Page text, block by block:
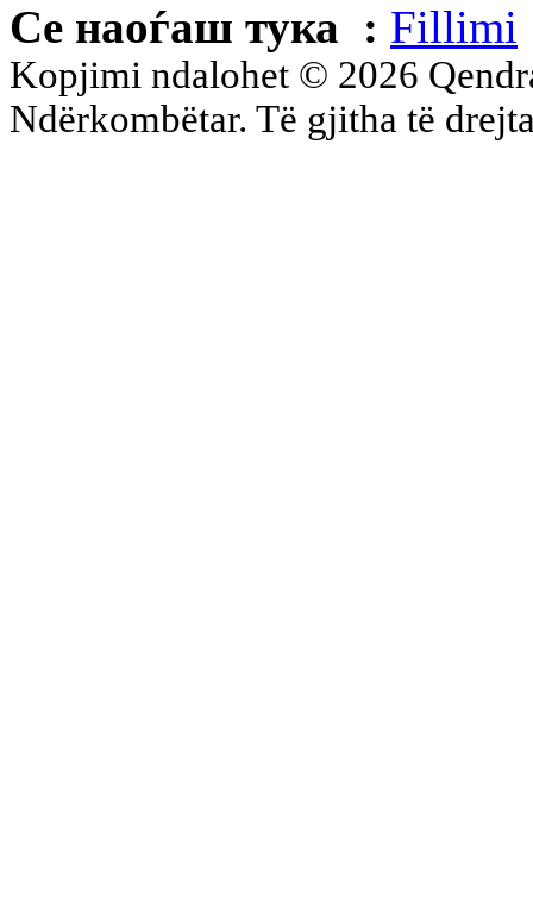
Се наоѓаш тука : Fillimi
Kopjimi ndalohet © 2026
Ndërkombëtar. Të gjitha të